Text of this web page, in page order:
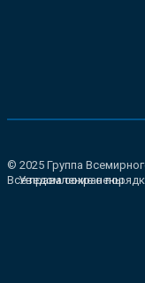
© 2025 Группа
Все права сохранены.
Уведомление о